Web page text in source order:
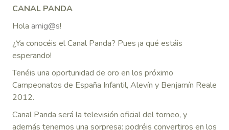
CANAL PANDA
Hola amig@s!
¿Ya conocéis el Canal Panda? Pues ¡a qué estáis
esperando!
Tenéis una oportunidad de oro en los próximo
Campeonatos de España Infantil, Alevín y Benjamín Reale
2012.
Canal Panda será la televisión oficial del torneo, y
además tenemos una sorpresa: podréis convertiros en los